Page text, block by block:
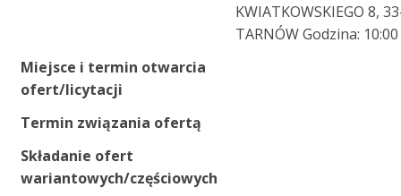
KWIATKOWSKIEGO 8,
TARNÓW Godzina: 10:00
Miejsce i termin otwarcia
ofert/licytacji
Termin związania ofertą
Składanie ofert
wariantowych/częściowych